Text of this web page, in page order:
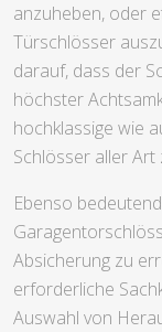
anzuheben, oder
Türschlösser
darauf, dass der
höchster
hochklassige wie
Schlösser aller Art
Ebenso
Absicherung zu
erforderliche
Auswahl von